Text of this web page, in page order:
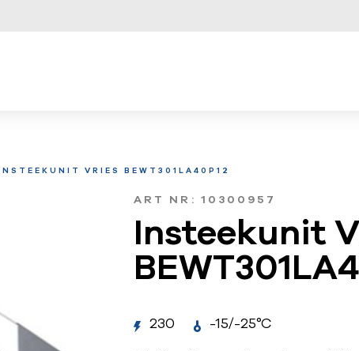
INSTEEKUNIT VRIES BEWT301LA40P12
ART NR: 10300957
Insteekunit
230 -15/-25°C